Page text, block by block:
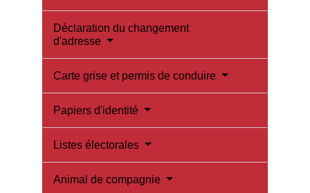
Déclaration du changement
d'adresse
Carte grise et permis de conduire
Papiers d'identité
Listes électorales
Animal de compagnie